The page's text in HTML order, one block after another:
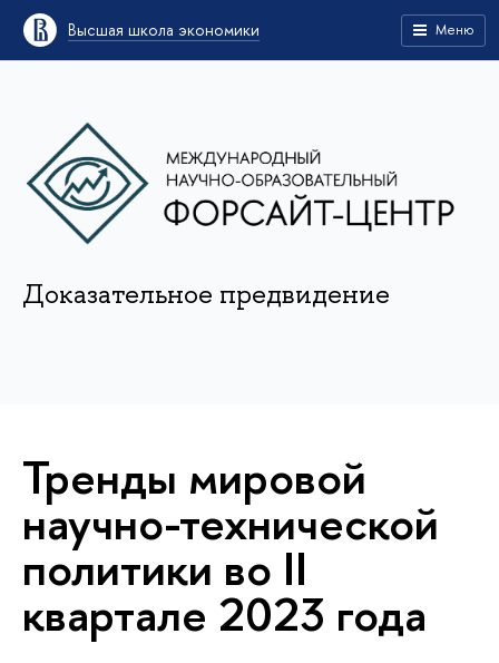
Высшая школа экономики Меню
Доказательное предвидение
Тренды мировой
научно-технической
политики во II
квартале 2023 года